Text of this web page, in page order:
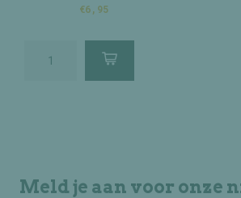
€6,95
Meld je aan voor onze